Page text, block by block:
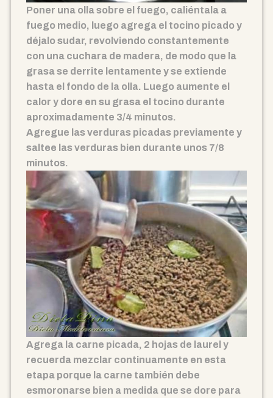
Poner una olla sobre el fuego, caliéntala a
fuego medio, luego agrega el tocino picado y
déjalo sudar, revolviendo constantemente
con una cuchara de madera, de modo que la
grasa se derrite lentamente y se extiende
hasta el fondo de la olla. Luego aumente el
calor y dore en su grasa el tocino durante
aproximadamente 3/4 minutos.
Agregue las verduras picadas previamente y
saltee las verduras bien durante unos 7/8
minutos.
Agrega la carne picada, 2 hojas de laurel y
recuerda mezclar continuamente en esta
etapa porque la carne también debe
esmoronarse bien a medida que se dore para